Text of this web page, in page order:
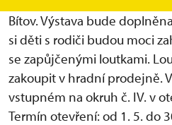
Bítov. Výstava bude
si děti s rodiči budou moci
se zapůjčenými loutkami.
zakoupit v hradní prodejně.
vstupném na okruh č. IV. v
Termín otevření: od 1. 5. do